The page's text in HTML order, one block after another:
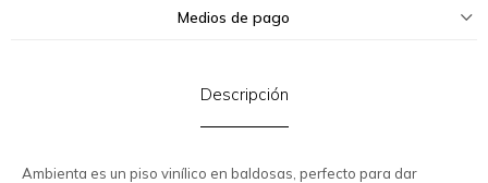
Medios de pago
Descripción
Ambienta es un piso vinílico en baldosas, perfecto para dar